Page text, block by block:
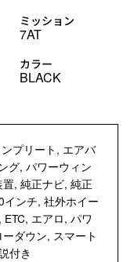
ミッション
7AT
カラー
BLACK
プリート, エアバ
グ, パワーウィン
, 純正ナビ, 純正
インチ, 社外ホイー
エアロ, パワ
ダウン, スマート
付き